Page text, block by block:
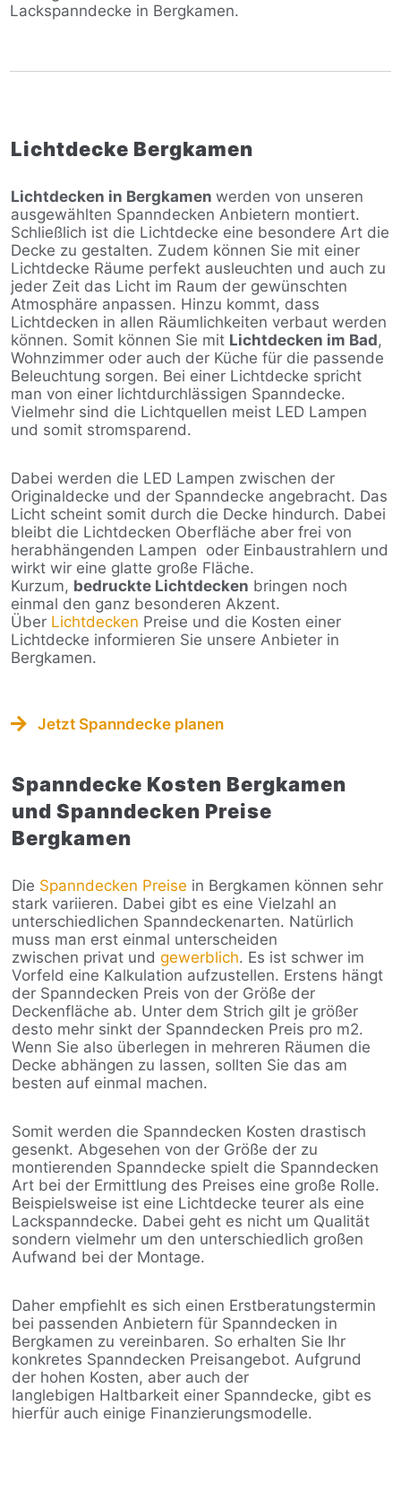
Lackspanndecke in Bergkamen.
Lichtdecke Bergkamen
Lichtdecken in Bergkamen werden von unseren
ausgewählten Spanndecken Anbietern montiert.
Schließlich ist die Lichtdecke eine besondere Art die
Decke zu gestalten. Zudem können Sie mit einer
Lichtdecke Räume perfekt ausleuchten und auch zu
jeder Zeit das Licht im Raum der gewünschten
Atmosphäre anpassen. Hinzu kommt, dass
Lichtdecken in allen Räumlichkeiten verbaut werden
können. Somit können Sie mit Lichtdecken im Bad,
Wohnzimmer oder auch der Küche für die passende
Beleuchtung sorgen. Bei einer Lichtdecke spricht
man von einer lichtdurchlässigen Spanndecke.
Vielmehr sind die Lichtquellen meist LED Lampen
und somit stromsparend.
Dabei werden die LED Lampen zwischen der
Originaldecke und der Spanndecke angebracht. Das
Licht scheint somit durch die Decke hindurch. Dabei
bleibt die Lichtdecken Oberfläche aber frei von
herabhängenden Lampen oder Einbaustrahlern und
wirkt wir eine glatte große Fläche.
Kurzum, bedruckte Lichtdecken bringen noch
einmal den ganz besonderen Akzent.
Über Lichtdecken Preise und die Kosten einer
Lichtdecke informieren Sie unsere Anbieter in
Bergkamen.
Jetzt Spanndecke planen
Spanndecke Kosten Bergkamen
und Spanndecken Preise
Bergkamen
Die Spanndecken Preise in Bergkamen können sehr
stark variieren. Dabei gibt es eine Vielzahl an
unterschiedlichen Spanndeckenarten. Natürlich
muss man erst einmal unterscheiden
zwischen privat und gewerblich. Es ist schwer im
Vorfeld eine Kalkulation aufzustellen. Erstens hängt
der Spanndecken Preis von der Größe der
Deckenfläche ab. Unter dem Strich gilt je größer
desto mehr sinkt der Spanndecken Preis pro m2.
Wenn Sie also überlegen in mehreren Räumen die
Decke abhängen zu lassen, sollten Sie das am
besten auf einmal machen.
Somit werden die Spanndecken Kosten drastisch
gesenkt. Abgesehen von der Größe der zu
montierenden Spanndecke spielt die Spanndecken
Art bei der Ermittlung des Preises eine große Rolle.
Beispielsweise ist eine Lichtdecke teurer als eine
Lackspanndecke. Dabei geht es nicht um Qualität
sondern vielmehr um den unterschiedlich großen
Aufwand bei der Montage.
Daher empfiehlt es sich einen Erstberatungstermin
bei passenden Anbietern für Spanndecken in
Bergkamen zu vereinbaren. So erhalten Sie Ihr
konkretes Spanndecken Preisangebot. Aufgrund
der hohen Kosten, aber auch der
langlebigen Haltbarkeit einer Spanndecke, gibt es
hierfür auch einige Finanzierungsmodelle.